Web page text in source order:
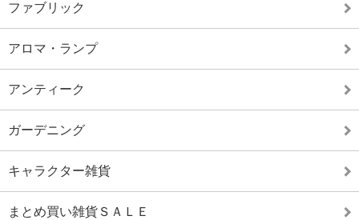
ファブリック
アロマ・ランプ
アンティーク
ガーデニング
キャラクター雑貨
まとめ買い雑貨ＳＡＬＥ